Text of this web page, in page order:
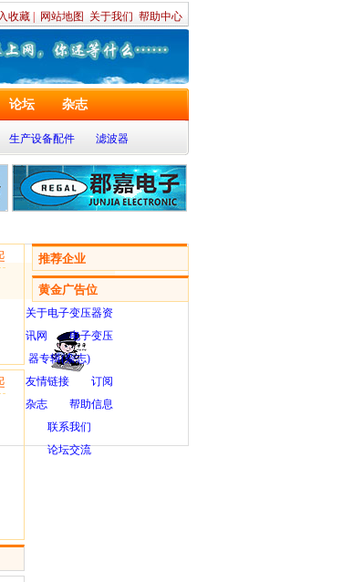
收藏 网站地图 关于我们 帮助中心
论坛 杂志
生产设备配件 滤波器
推荐企业
黄金广告位
关于电子变压器资
讯网
电子变压
器专辑(杂志)
友情链接
订阅
杂志
帮助信息
联系我们
论坛交流